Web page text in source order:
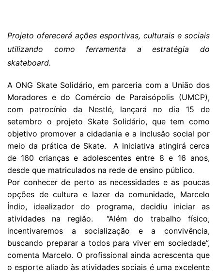
Projeto oferecerá ações esportivas, culturais e sociais
utilizando como ferramenta a estratégia do
skateboard.
A ONG Skate Solidário, em parceria com a União dos
Moradores e do Comércio de Paraisópolis (UMCP),
com patrocínio da Nestlé, lançará no dia 15 de
setembro o projeto Skate Solidário, que tem como
objetivo promover a cidadania e a inclusão social por
meio da prática de Skate. A iniciativa atingirá cerca
de 160 crianças e adolescentes entre 8 e 16 anos,
desde que matriculados na rede de ensino público.
Por conhecer de perto as necessidades e as poucas
opções de cultura e lazer da comunidade, Marcelo
Índio, idealizador do programa, decidiu iniciar as
atividades na região. “Além do trabalho físico,
incentivaremos a socialização e a convivência,
buscando preparar a todos para viver em sociedade”,
comenta Marcelo. O profissional ainda acrescenta que
o esporte aliado às atividades sociais é uma excelente